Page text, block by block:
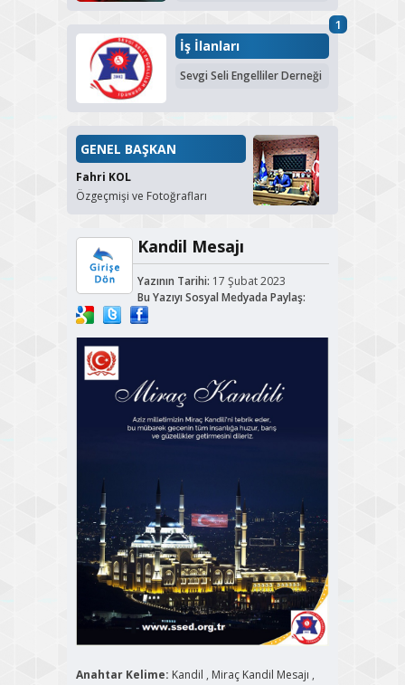
1
İş İlanları
Sevgi Seli Engelliler Derneği
GENEL BAŞKAN
Fahri KOL
Özgeçmişi ve Fotoğrafları
Kandil Mesajı
Yazının Tarihi: 17 Şubat 2023
Bu Yazıyı Sosyal Medyada Paylaş:
Anahtar Kelime: Kandil , Miraç Kandil Mesajı ,